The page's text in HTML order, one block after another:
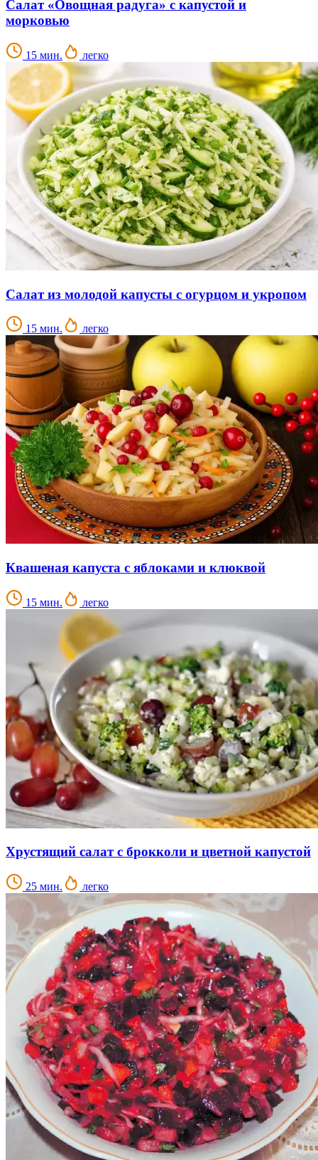
Салат «Овощная радуга» с капустой и
морковью
15 мин. легко
Салат из молодой капусты с огурцом и укропом
15 мин. легко
Квашеная капуста с яблоками и клюквой
15 мин. легко
Хрустящий салат с брокколи и цветной капустой
25 мин. легко